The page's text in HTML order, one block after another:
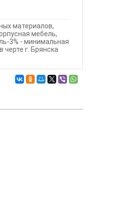
материалов,
мебель,
3% - минимальная
г. Брянска